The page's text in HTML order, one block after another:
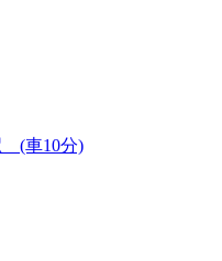
(車10分)